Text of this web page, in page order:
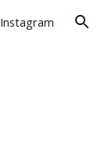
Instagram